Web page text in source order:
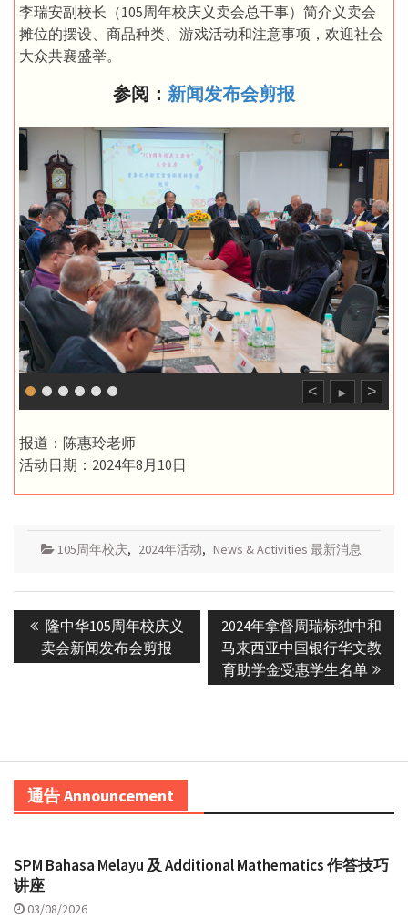
李瑞安副校长（105周年校庆义卖会总干事）简介义卖会
摊位的摆设、商品种类、游戏活动和注意事项，欢迎社会
大众共襄盛举。
参阅： 新闻发布会剪报
< ► >
报道：陈惠玲老师
活动日期：2024年8月10日
105周年校庆, 2024年活动, News & Activities 最新消息
navigation
Previous
post:
隆中华105周年校庆义
卖会新闻发布会剪报
Next
post:
2024年拿督周瑞标独中和
马来西亚中国银行华文教
育助学金受惠学生名单
通告 Announcement
SPM Bahasa Melayu 及 Additional Mathematics 作答技巧
讲座
03/08/2026